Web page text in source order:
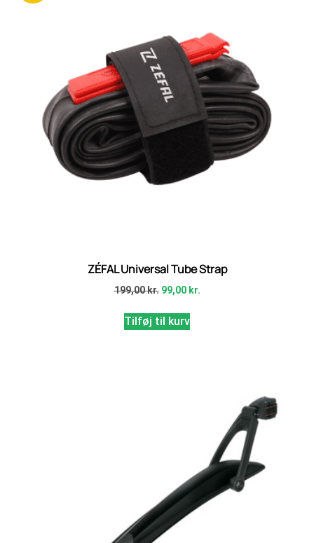
ZÉFAL Universal Tube Strap
199,00kr. 99,00 kr.
Tilføj til kurv